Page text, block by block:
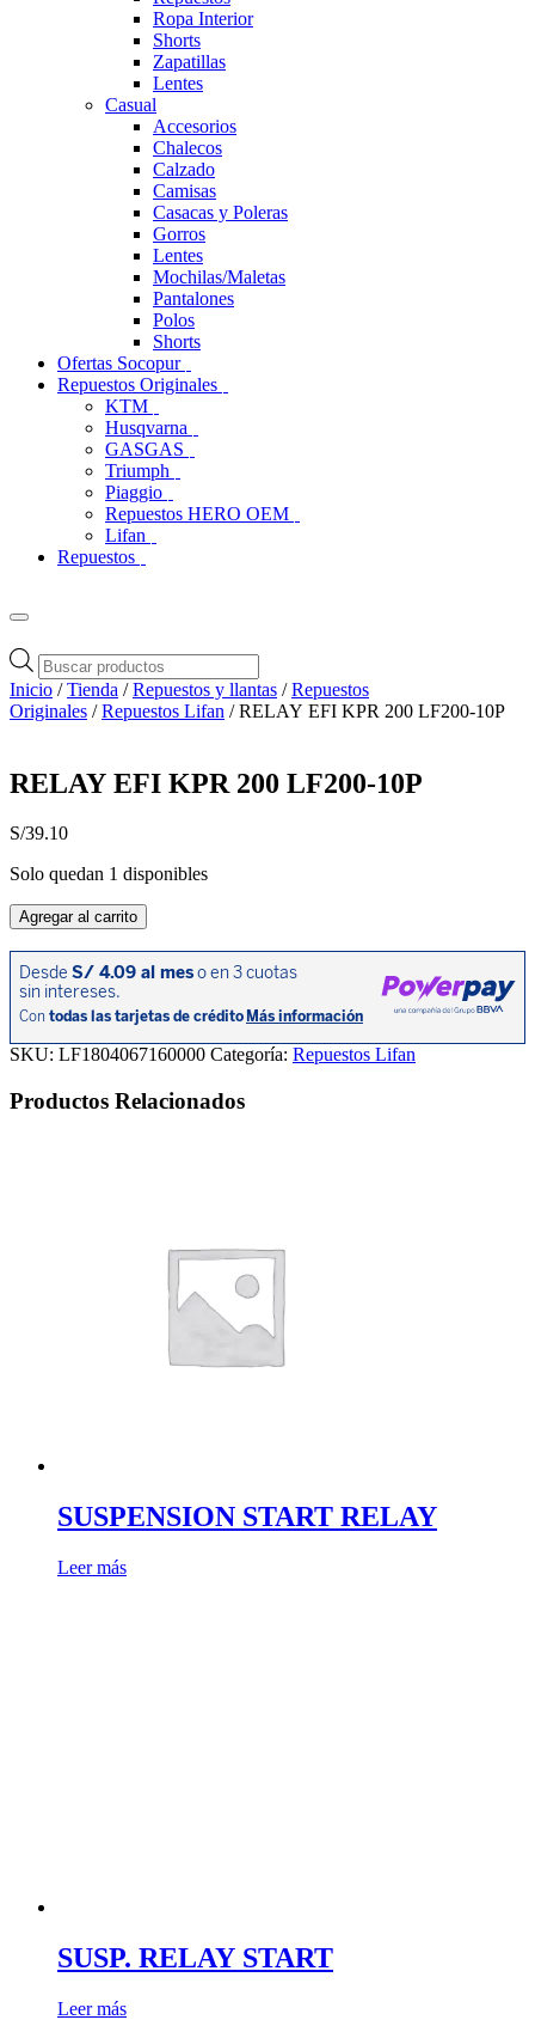
Ropa Interior
Shorts
Zapatillas
Lentes
Casual
Accesorios
Chalecos
Calzado
Camisas
Casacas y Poleras
Gorros
Lentes
Mochilas/Maletas
Pantalones
Polos
Shorts
Ofertas Socopur
Repuestos Originales
KTM
Husqvarna
GASGAS
Triumph
Piaggio
Repuestos HERO OEM
Lifan
Repuestos
Búsqueda
de
productos
Inicio /Tienda /Repuestos y llantas /Repuestos
Originales /Repuestos Lifan / RELAY EFI KPR 200 LF200-10P
RELAY EFI KPR 200 LF200-10P
S/39.10
Solo quedan 1 disponibles
RELAY
EFI
KPR
200
LF200-
10P
cantidad
Agregar al carrito
SKU: LF1804067160000 Categoría: Repuestos Lifan
Productos Relacionados
SUSPENSION START RELAY
Leer más
SUSP. RELAY START
Leer más